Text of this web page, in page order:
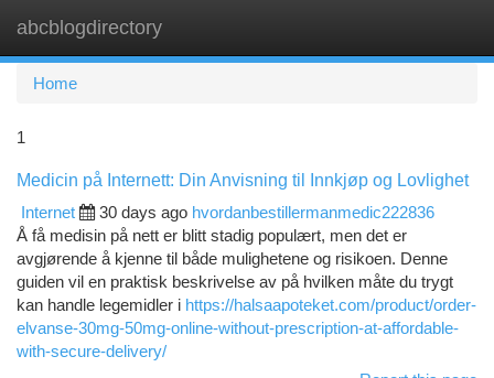
abcblogdirectory
Home
1
Medicin på Internett: Din Anvisning til Innkjøp og Lovlighet
Internet
30 days ago hvordanbestillermanmedic222836
Å få medisin på nett er blitt stadig populært, men det er
avgjørende å kjenne til både mulighetene og risikoen. Denne
guiden vil en praktisk beskrivelse av på hvilken måte du trygt
kan handle legemidler i https://halsaapoteket.com/product/order-
elvanse-30mg-50mg-online-without-prescription-at-affordable-
with-secure-delivery/